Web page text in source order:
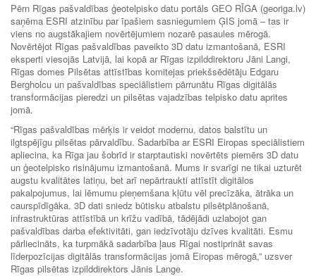
Pērn Rīgas pašvaldības ģeotelpisko datu portāls GEO RĪGA (georiga.lv)
saņēma ESRI atzinību par īpašiem sasniegumiem ĢIS jomā – tas ir
viens no augstākajiem novērtējumiem nozarē pasaules mērogā.
Novērtējot Rīgas pašvaldības paveikto 3D datu izmantošanā, ESRI
eksperti viesojās Latvijā, lai kopā ar Rīgas izpilddirektoru Jāni Langi,
Rīgas domes Pilsētas attīstības komitejas priekšsēdētāju Edgaru
Bergholcu un pašvaldības speciālistiem pārrunātu Rīgas digitālās
transformācijas pieredzi un pilsētas vajadzības telpisko datu aprites
jomā.
“Rīgas pašvaldības mērķis ir veidot modernu, datos balstītu un
ilgtspējīgu pilsētas pārvaldību. Sadarbība ar ESRI Eiropas speciālistiem
apliecina, ka Rīga jau šobrīd ir starptautiski novērtēts piemērs 3D datu
un ģeotelpisko risinājumu izmantošanā. Mums ir svarīgi ne tikai uzturēt
augstu kvalitātes latiņu, bet arī nepārtraukti attīstīt digitālos
pakalpojumus, lai lēmumu pieņemšana kļūtu vēl precīzāka, ātrāka un
caurspīdīgāka. 3D dati sniedz būtisku atbalstu pilsētplānošanā,
infrastruktūras attīstībā un krīžu vadībā, tādējādi uzlabojot gan
pašvaldības darba efektivitāti, gan iedzīvotāju dzīves kvalitāti. Esmu
pārliecināts, ka turpmākā sadarbība ļaus Rīgai nostiprināt savas
līderpozīcijas digitālās transformācijas jomā Eiropas mērogā,” uzsver
Rīgas pilsētas izpilddirektors Jānis Lange.